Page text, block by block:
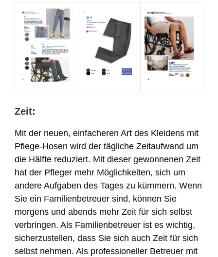
Zeit:
Mit der neuen, einfacheren Art des Kleidens mit
Pflege-Hosen wird der tägliche Zeitaufwand um
die Hälfte reduziert. Mit dieser gewonnenen Zeit
hat der Pfleger mehr Möglichkeiten, sich um
andere Aufgaben des Tages zu kümmern. Wenn
Sie ein Familienbetreuer sind, können Sie
morgens und abends mehr Zeit für sich selbst
verbringen. Als Familienbetreuer ist es wichtig,
sicherzustellen, dass Sie sich auch Zeit für sich
selbst nehmen. Als professioneller Betreuer mit